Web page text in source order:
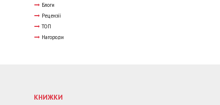
Блоги
Рецензії
ТОП
Нагороди
КНИЖКИ